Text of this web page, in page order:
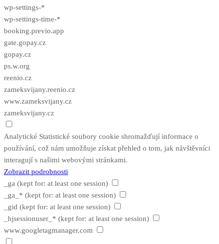
wp-settings-*
wp-settings-time-*
booking.previo.app
gate.gopay.cz
gopay.cz
ps.w.org
reenio.cz
zameksvijany.reenio.cz
www.zameksvijany.cz
zameksvijany.cz
Analytické Statistické soubory cookie shromažďují informace o
používání, což nám umožňuje získat přehled o tom, jak návštěvníci
interagují s našimi webovými stránkami.
Zobrazit podrobnosti
_ga (kept for: at least one session)
_ga_* (kept for: at least one session)
_gid (kept for: at least one session)
_hjsessionuser_* (kept for: at least one session)
www.googletagmanager.com